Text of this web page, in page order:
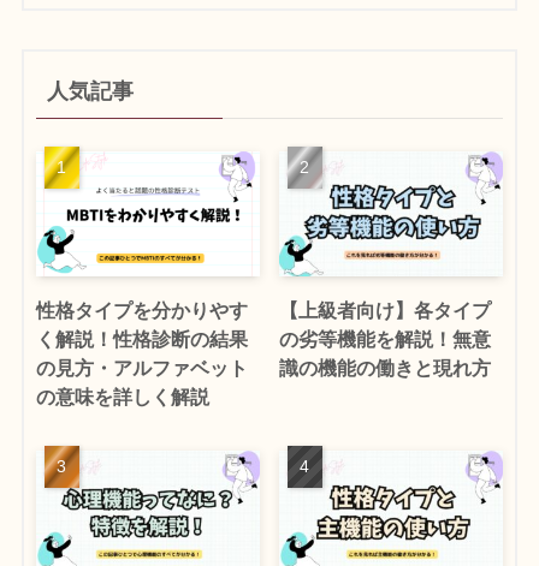
人気記事
性格タイプを分かりやす
く解説！性格診断の結果
の見方・アルファベット
の意味を詳しく解説
【上級者向け】各タイプ
の劣等機能を解説！無意
識の機能の働きと現れ方